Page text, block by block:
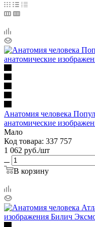
Анатомия человека
анатомические
Мало
Код товара: 337 757
1 062 руб./шт
В корзину